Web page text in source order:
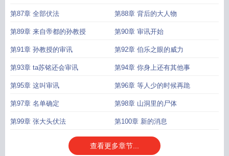
第87章 全部伏法 第88章 背后的大人物
第89章 来自帝都的孙教授 第90章 审讯开始
第91章 孙教授的审讯 第92章 伯乐之眼的威力
第93章 ta苏铭还会审讯 第94章 你身上还有其他事
第95章 这叫审讯 第96章 等人少的时候再跪
第97章 名单确定 第98章 山洞里的尸体
第99章 张大头伏法 第100章 新的消息
查看更多章节...